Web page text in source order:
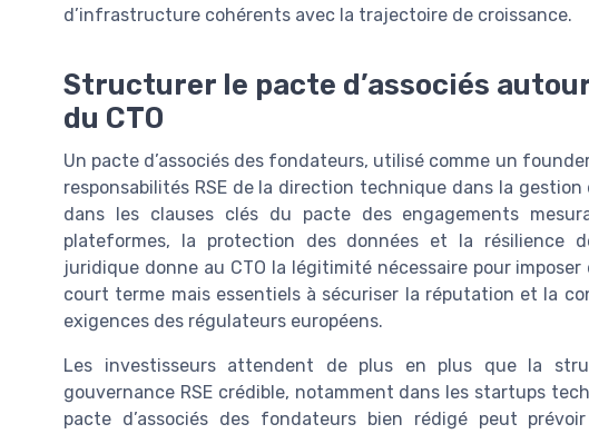
d’infrastructure cohérents avec la trajectoire de croissance.
Structurer le pacte d’associés
du CTO
Un pacte d’associés des fondateurs, utilisé comme un
responsabilités RSE de la direction technique dans la
dans les clauses clés du pacte des engagements
plateformes, la protection des données et la résilience
juridique donne au CTO la légitimité nécessaire pour
court terme mais essentiels à sécuriser la réputation et la
exigences des régulateurs européens.
Les investisseurs attendent de plus en plus que la
gouvernance RSE crédible, notamment dans les startups
pacte d’associés des fondateurs bien rédigé peut